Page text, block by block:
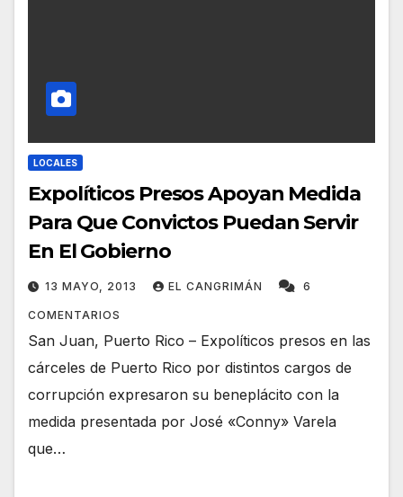
LOCALES
Expolíticos Presos Apoyan Medida
Para Que Convictos Puedan Servir
En El Gobierno
13 MAYO, 2013 EL CANGRIMÁN 6
COMENTARIOS
San Juan, Puerto Rico – Expolíticos presos en las
cárceles de Puerto Rico por distintos cargos de
corrupción expresaron su beneplácito con la
medida presentada por José «Conny» Varela
que…